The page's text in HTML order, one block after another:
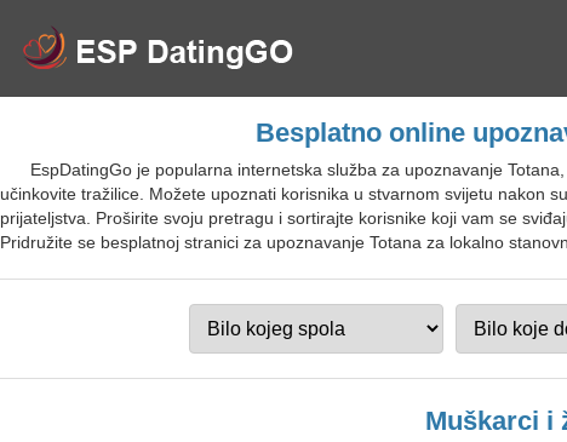
Besplatno online
EspDatingGo je popularna internetska služba za upoznavanje
učinkovite tražilice. Možete upoznati korisnika u stvarnom svijetu nakon
prijateljstva. Proširite svoju pretragu i sortirajte korisnike koji vam se
Pridružite se besplatnoj stranici za upoznavanje Totana za lokalno
Muškarci i